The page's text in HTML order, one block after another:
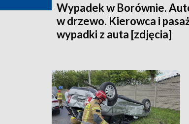
Wypadek w Borównie.
w drzewo. Kierowca i
wypadki z auta [zdjęcia]